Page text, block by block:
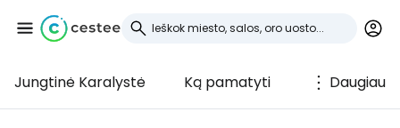
Jungtinė Karalystė Ką pamatyti Daugiau
Prisijunkite prie